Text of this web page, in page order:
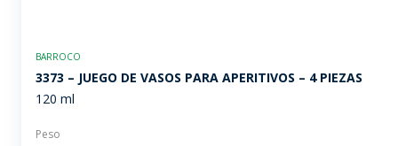
BARROCO
3373 – JUEGO DE VASOS PARA APERITIVOS – 4 PIEZAS
120 ml
Peso